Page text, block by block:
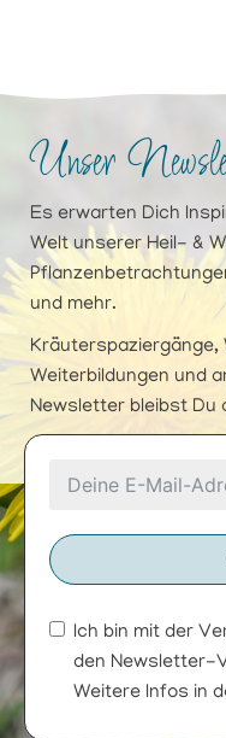
Unser
Es erwarten Dich
Welt unserer Heil- &
und mehr.
Weiterbildungen und
Newsletter bleibst Du
Ich bin mit der
den Newsletter-
Weitere Infos in